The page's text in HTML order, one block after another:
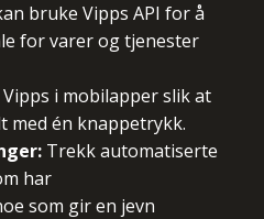
bruke Vipps API for å
for varer og tjenester
i mobilapper slik at
med én knappetrykk.
Trekk automatiserte
har
som gir en jevn